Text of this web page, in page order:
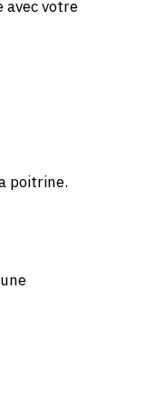
avec votre
poitrine.